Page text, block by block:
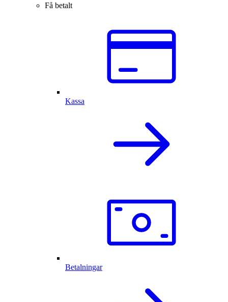
Få betalt
Kassa
Betalningar